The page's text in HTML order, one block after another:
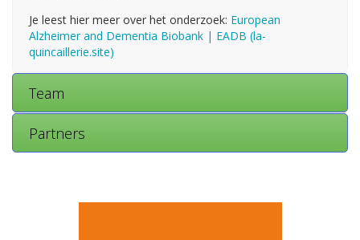
Je leest hier meer over het onderzoek: European
Alzheimer and Dementia Biobank | EADB (la-
quincaillerie.site)
Team
Partners